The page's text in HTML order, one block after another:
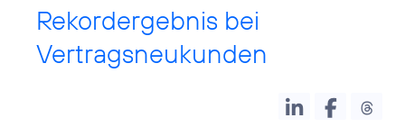
Rekordergebnis bei
Vertragsneukunden